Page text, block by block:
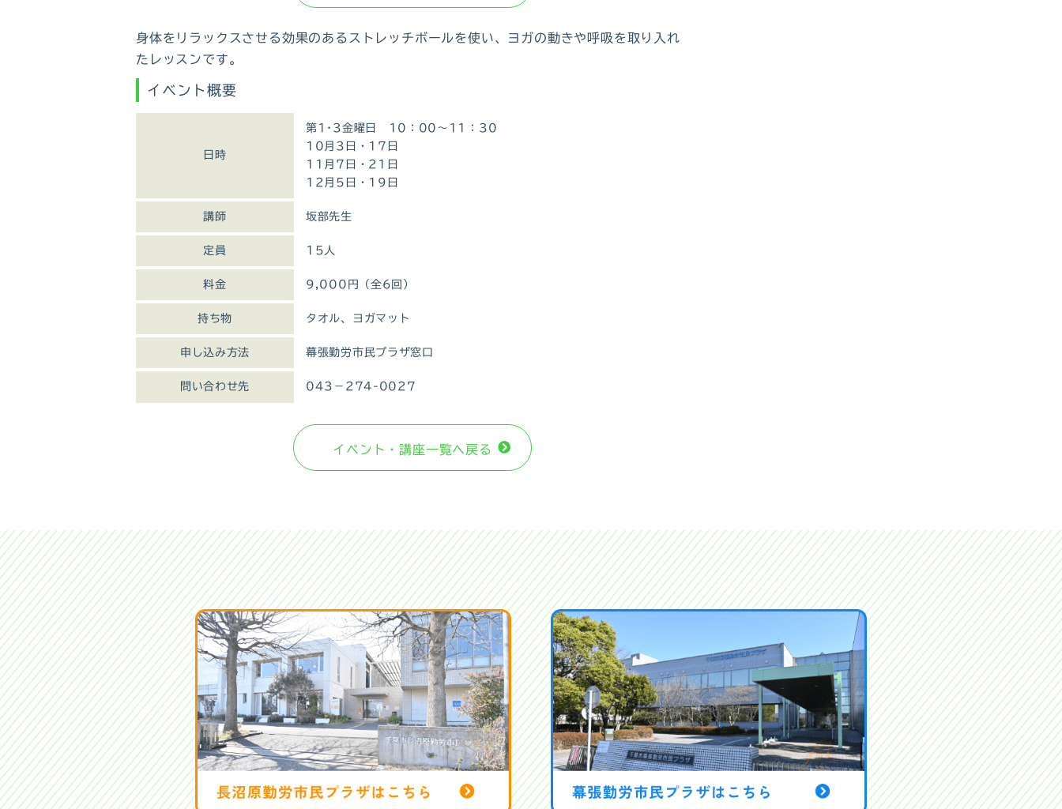
身体をリラックスさせる効果のあるストレッチボールを使い、ヨガの動きや呼吸を取り入れ
たレッスンです。
イベント概要
日時
第1･3金曜日 10：00～11：30
10月3日・17日
11月7日・21日
12月5日・19日
講師 坂部先生
定員 15人
料金 9,000円（全6回）
持ち物 タオル、ヨガマット
申し込み方法 幕張勤労市民プラザ窓口
問い合わせ先 043－274-0027
イベント・講座⼀覧へ戻る